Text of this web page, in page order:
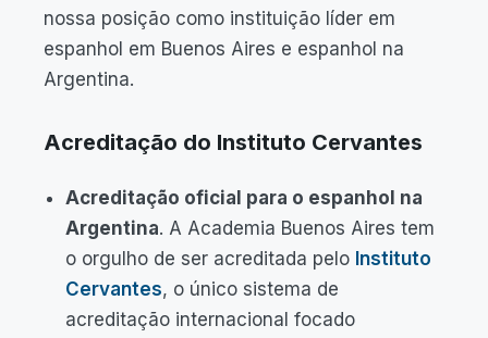
nossa posição como instituição líder em
espanhol em Buenos Aires e espanhol na
Argentina.
Acreditação do Instituto Cervantes
Acreditação oficial para o espanhol na
Argentina. A Academia Buenos Aires tem
o orgulho de ser acreditada pelo Instituto
Cervantes, o único sistema de
acreditação internacional focado